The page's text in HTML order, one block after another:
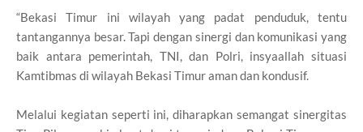
“Bekasi Timur ini wilayah yang padat penduduk, tentu
tantangannya besar. Tapi dengan sinergi dan komunikasi yang
baik antara pemerintah, TNI, dan Polri, insyaallah situasi
Kamtibmas di wilayah Bekasi Timur aman dan kondusif.
Melalui kegiatan seperti ini, diharapkan semangat sinergitas